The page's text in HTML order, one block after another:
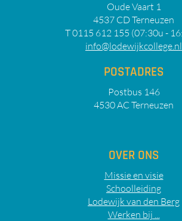
Oude Vaart 1
4537 CD Terneuzen
T 0115 612 155 (07:30u -
info@lodewijkcollege.nl
POSTADRES
Postbus 146
4530 AC Terneuzen
OVER ONS
Missie en visie
Schoolleiding
Lodewijk van den Berg
Werken bij ...